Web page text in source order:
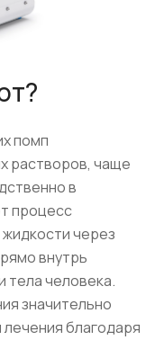
помп
растворов, чаще
в
процесс
через
внутрь
тела человека.
значительно
лечения благодаря